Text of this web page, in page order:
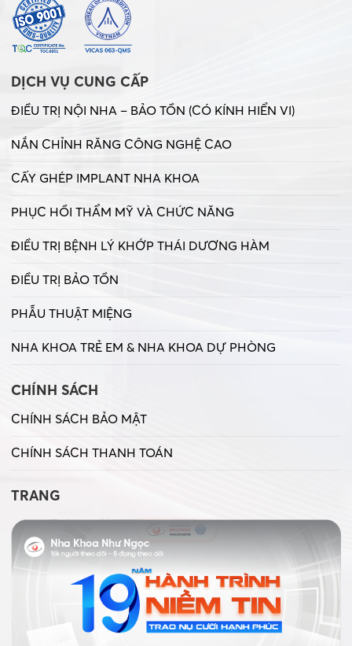
DỊCH VỤ CUNG CẤP
ĐIỀU TRỊ NỘI NHA – BẢO TỒN (CÓ KÍNH HIỂN VI)
NẮN CHỈNH RĂNG CÔNG NGHỆ CAO
CẤY GHÉP IMPLANT NHA KHOA
PHỤC HỒI THẨM MỸ VÀ CHỨC NĂNG
ĐIỀU TRỊ BỆNH LÝ KHỚP THÁI DƯƠNG HÀM
ĐIỀU TRỊ BẢO TỒN
PHẪU THUẬT MIỆNG
NHA KHOA TRẺ EM & NHA KHOA DỰ PHÒNG
CHÍNH SÁCH
CHÍNH SÁCH BẢO MẬT
CHÍNH SÁCH THANH TOÁN
TRANG